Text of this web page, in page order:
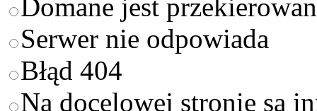
Domane jest
Serwer nie odpowiada
Błąd 404
Na docelowej stronie są